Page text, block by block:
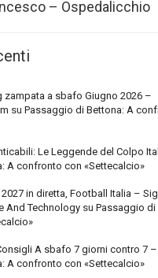
– Ospedalicchio
zampata a sbafo Giugno 2026 –
su Passaggio di Bettona: A
Le Leggende del Colpo
A confronto con «Settecalcio»
in diretta, Football Italia –
And Technology su Passaggio di
A sbafo 7 giorni contro 7
A confronto con «Settecalcio»